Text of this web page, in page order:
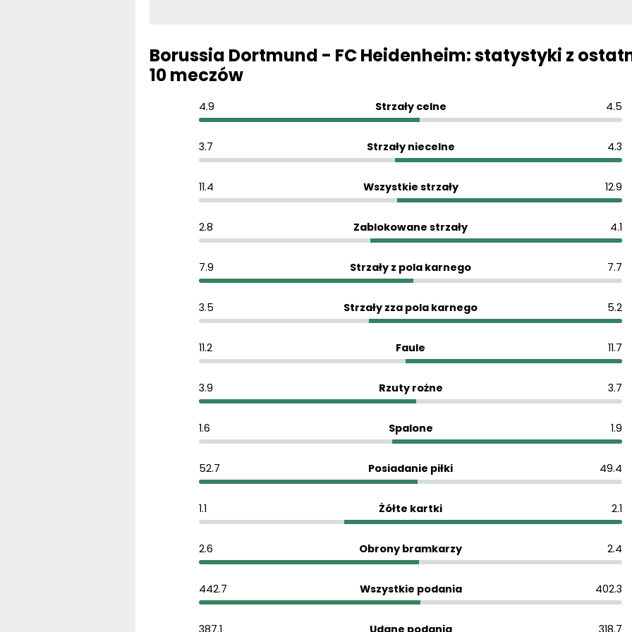
Borussia Dortmund - FC Heidenheim: statystyki z
10 meczów
4.9 Strzały celne 4.5
3.7 Strzały niecelne 4.3
11.4 Wszystkie strzały 12.9
2.8 Zablokowane strzały 4.1
7.9 Strzały z pola karnego 7.7
3.5 Strzały zza pola karnego 5.2
11.2 Faule 11.7
3.9 Rzuty rożne 3.7
1.6 Spalone 1.9
52.7 Posiadanie piłki 49.4
1.1 Żółte kartki 2.1
2.6 Obrony bramkarzy 2.4
442.7 Wszystkie podania 402.3